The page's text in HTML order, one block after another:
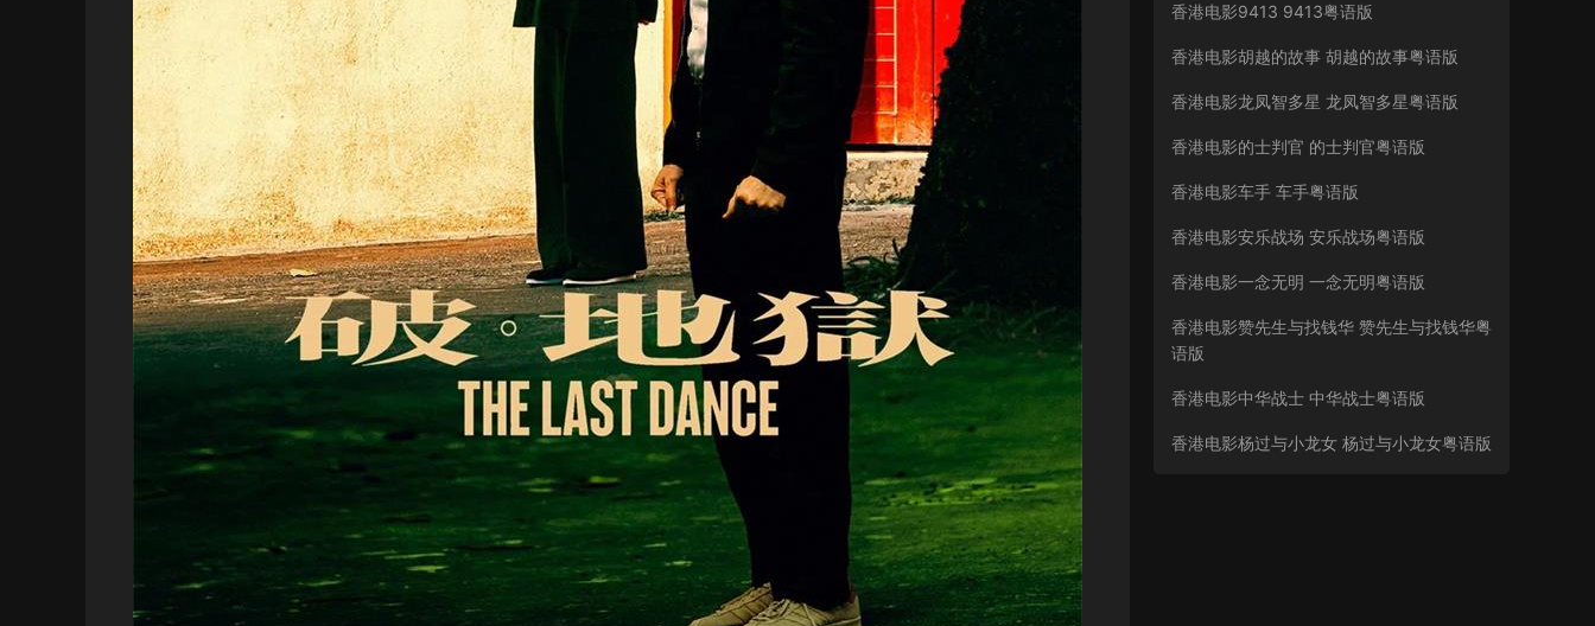
香港电影9413 9413粤语版
香港电影胡越的故事 胡越的故事粤语版
香港电影龙凤智多星 龙凤智多星粤语版
香港电影的士判官 的士判官粤语版
香港电影车手 车手粤语版
香港电影安乐战场 安乐战场粤语版
香港电影一念无明 一念无明粤语版
香港电影赞先生与找钱华 赞先生与找钱华粤
语版
香港电影中华战士 中华战士粤语版
香港电影杨过与小龙女 杨过与小龙女粤语版